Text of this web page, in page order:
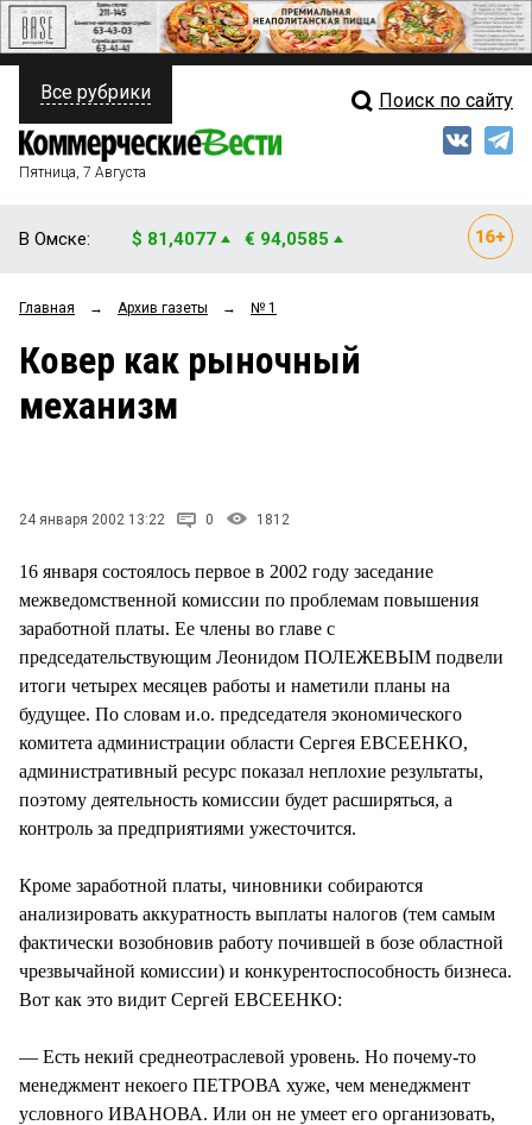
ПОЛИТИКА
ФИНАНСЫ
ОБЩЕСТВО
ЗАКОН
СТИЛЬ ЖИЗНИ
Свежий выпуск
Рейтинги
Все рубрики Поиск по сайту
Пятница, 7 Августа
В Омске: $ 81,4077 € 94,0585
Главная → Архив газеты → № 1
Ковер как рыночный
механизм
24 января 2002 13:22 0 1812
16 января состоялось первое в 2002 году заседание
межведомственной комиссии по проблемам повышения
заработной платы. Ее члены во главе с
председательствующим Леонидом ПОЛЕЖЕВЫМ подвели
итоги четырех месяцев работы и наметили планы на
будущее. По словам и.о. председателя экономического
комитета администрации области Сергея ЕВСЕЕНКО,
административный ресурс показал неплохие результаты,
поэтому деятельность комиссии будет расширяться, а
контроль за предприятиями ужесточится.
Кроме заработной платы, чиновники собираются
анализировать аккуратность выплаты налогов (тем самым
фактически возобновив работу почившей в бозе областной
чрезвычайной комиссии) и конкурентоспособность бизнеса.
Вот как это видит Сергей ЕВСЕЕНКО:
— Есть некий среднеотраслевой уровень. Но почему-то
менеджмент некоего ПЕТРОВА хуже, чем менеджмент
условного ИВАНОВА. Или он не умеет его организовать,